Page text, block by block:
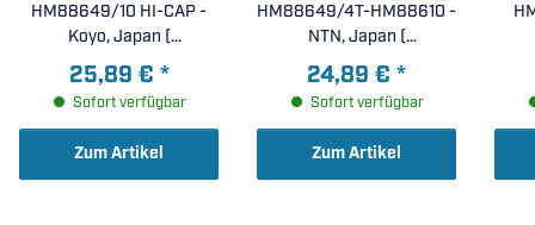
HM88649/10 HI-CAP -
Koyo, Japan (
34,925x72,233x25,40mm
)
25,89 € *
Sofort verfügbar
Zum Artikel
HM88649/4T-HM88610 -
NTN, Japan (
34,925x72,233x25,40mm
)
24,89 € *
Sofort verfügbar
Zum Artikel